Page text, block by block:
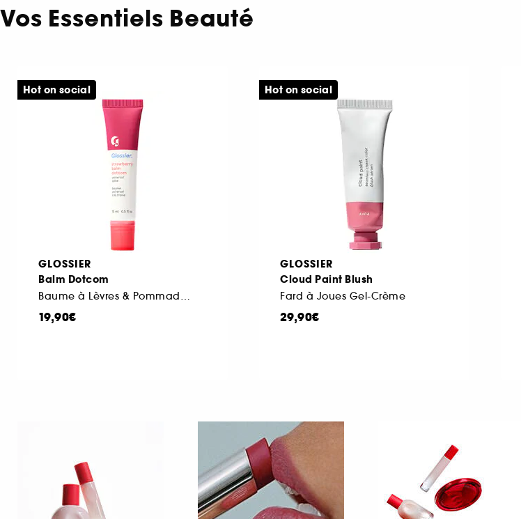
Vos Essentiels Beauté
GLOSSIER
Balm Dotcom
Baume à Lèvres & Pommade pour la Peau
19,90€
Hot on social
GLOSSIER
Cloud Paint Blush
Fard à Joues Gel-Crème
29,90€
Hot on social